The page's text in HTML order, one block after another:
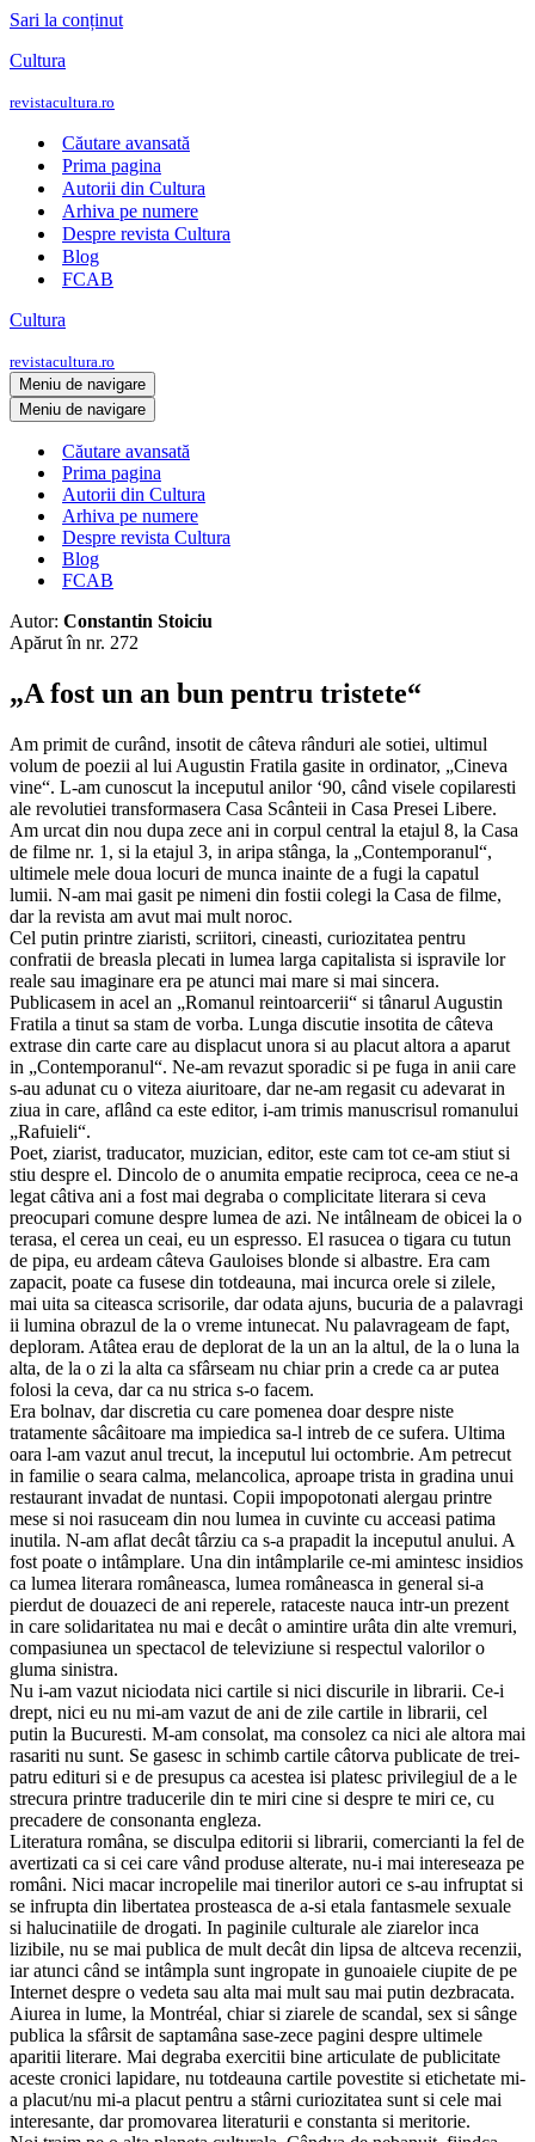
Sari la conținut
Cultura
revistacultura.ro
Căutare avansată
Prima pagina
Autorii din Cultura
Arhiva pe numere
Despre revista Cultura
Blog
FCAB
Cultura
revistacultura.ro
Meniu de navigare
Meniu de navigare
Căutare avansată
Prima pagina
Autorii din Cultura
Arhiva pe numere
Despre revista Cultura
Blog
FCAB
Autor: Constantin Stoiciu
Apărut în nr. 272
„A fost un an bun pentru tristete“
Am primit de curând, insotit de câteva rânduri ale sotiei, ultimul
volum de poezii al lui Augustin Fratila gasite in ordinator, „Cineva
vine“. L-am cunoscut la inceputul anilor ‘90, când visele copilaresti
ale revolutiei transformasera Casa Scânteii in Casa Presei Libere.
Am urcat din nou dupa zece ani in corpul central la etajul 8, la Casa
de filme nr. 1, si la etajul 3, in aripa stânga, la „Contemporanul“,
ultimele mele doua locuri de munca inainte de a fugi la capatul
lumii. N-am mai gasit pe nimeni din fostii colegi la Casa de filme,
dar la revista am avut mai mult noroc.
Cel putin printre ziaristi, scriitori, cineasti, curiozitatea pentru
confratii de breasla plecati in lumea larga capitalista si ispravile lor
reale sau imaginare era pe atunci mai mare si mai sincera.
Publicasem in acel an „Romanul reintoarcerii“ si tânarul Augustin
Fratila a tinut sa stam de vorba. Lunga discutie insotita de câteva
extrase din carte care au displacut unora si au placut altora a aparut
in „Contemporanul“. Ne-am revazut sporadic si pe fuga in anii care
s-au adunat cu o viteza aiuritoare, dar ne-am regasit cu adevarat in
ziua in care, aflând ca este editor, i-am trimis manuscrisul romanului
„Rafuieli“.
Poet, ziarist, traducator, muzician, editor, este cam tot ce-am stiut si
stiu despre el. Dincolo de o anumita empatie reciproca, ceea ce ne-a
legat câtiva ani a fost mai degraba o complicitate literara si ceva
preocupari comune despre lumea de azi. Ne intâlneam de obicei la o
terasa, el cerea un ceai, eu un espresso. El rasucea o tigara cu tutun
de pipa, eu ardeam câteva Gauloises blonde si albastre. Era cam
zapacit, poate ca fusese din totdeauna, mai incurca orele si zilele,
mai uita sa citeasca scrisorile, dar odata ajuns, bucuria de a palavragi
ii lumina obrazul de la o vreme intunecat. Nu palavrageam de fapt,
deploram. Atâtea erau de deplorat de la un an la altul, de la o luna la
alta, de la o zi la alta ca sfârseam nu chiar prin a crede ca ar putea
folosi la ceva, dar ca nu strica s-o facem.
Era bolnav, dar discretia cu care pomenea doar despre niste
tratamente sâcâitoare ma impiedica sa-l intreb de ce sufera. Ultima
oara l-am vazut anul trecut, la inceputul lui octombrie. Am petrecut
in familie o seara calma, melancolica, aproape trista in gradina unui
restaurant invadat de nuntasi. Copii impopotonati alergau printre
mese si noi rasuceam din nou lumea in cuvinte cu acceasi patima
inutila. N-am aflat decât târziu ca s-a prapadit la inceputul anului. A
fost poate o intâmplare. Una din intâmplarile ce-mi amintesc insidios
ca lumea literara româneasca, lumea româneasca in general si-a
pierdut de douazeci de ani reperele, rataceste nauca intr-un prezent
in care solidaritatea nu mai e decât o amintire urâta din alte vremuri,
compasiunea un spectacol de televiziune si respectul valorilor o
gluma sinistra.
Nu i-am vazut niciodata nici cartile si nici discurile in librarii. Ce-i
drept, nici eu nu mi-am vazut de ani de zile cartile in librarii, cel
putin la Bucuresti. M-am consolat, ma consolez ca nici ale altora mai
rasariti nu sunt. Se gasesc in schimb cartile câtorva publicate de trei-
patru edituri si e de presupus ca acestea isi platesc privilegiul de a le
strecura printre traducerile din te miri cine si despre te miri ce, cu
precadere de consonanta engleza.
Literatura româna, se disculpa editorii si librarii, comercianti la fel de
avertizati ca si cei care vând produse alterate, nu-i mai intereseaza pe
români. Nici macar incropelile mai tinerilor autori ce s-au infruptat si
se infrupta din libertatea prosteasca de a-si etala fantasmele sexuale
si halucinatiile de drogati. In paginile culturale ale ziarelor inca
lizibile, nu se mai publica de mult decât din lipsa de altceva recenzii,
iar atunci când se intâmpla sunt ingropate in gunoaiele ciupite de pe
Internet despre o vedeta sau alta mai mult sau mai putin dezbracata.
Aiurea in lume, la Montréal, chiar si ziarele de scandal, sex si sânge
publica la sfârsit de saptamâna sase-zece pagini despre ultimele
aparitii literare. Mai degraba exercitii bine articulate de publicitate
aceste cronici lapidare, nu totdeauna cartile povestite si etichetate mi-
a placut/nu mi-a placut pentru a stârni curiozitatea sunt si cele mai
interesante, dar promovarea literaturii e constanta si meritorie.